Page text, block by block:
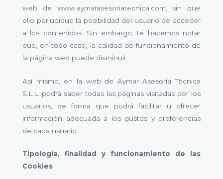
web de www.aymarasesoriatecnica.com, sin que
ello perjudique la posibilidad del usuario de acceder
a los contenidos. Sin embargo, te hacemos notar
que, en todo caso, la calidad de funcionamiento de
la página web puede disminuir.
Así mismo, en la web de Aymar Asesoría Técnica
S.L.L. podrá saber todas las páginas visitadas por los
usuarios, de forma que podrá facilitar u ofrecer
información adecuada a los gustos y preferencias
de cada usuario.
Tipología, finalidad y funcionamiento de las
Cookies